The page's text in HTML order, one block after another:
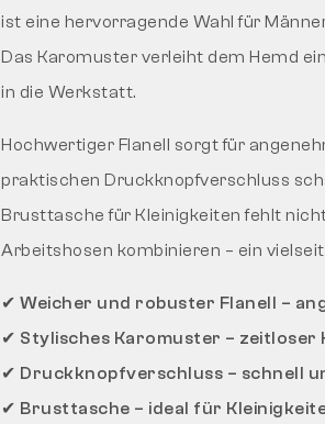
ist eine hervorragende Wahl für
Das Karomuster verleiht dem Hemd
in die Werkstatt.
Hochwertiger Flanell sorgt für
praktischen Druckknopfverschluss
Brusttasche für Kleinigkeiten fehlt
Arbeitshosen kombinieren – ein
✔ Weicher und robuster Flanell –
✔ Stylisches Karomuster – zeitloser
✔ Druckknopfverschluss – schnell
✔ Brusttasche – ideal für